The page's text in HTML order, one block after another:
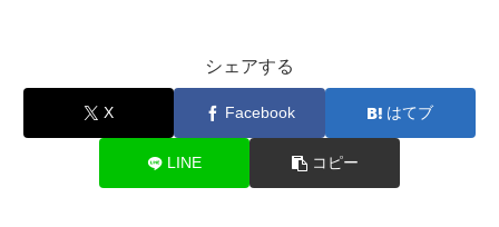
シェアする
X Facebook はてブ
LINE コピー